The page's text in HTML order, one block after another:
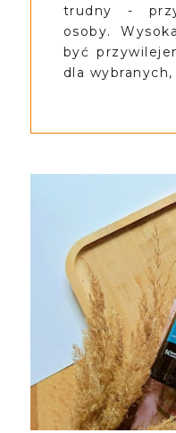
trudny -
osoby.
być
dla